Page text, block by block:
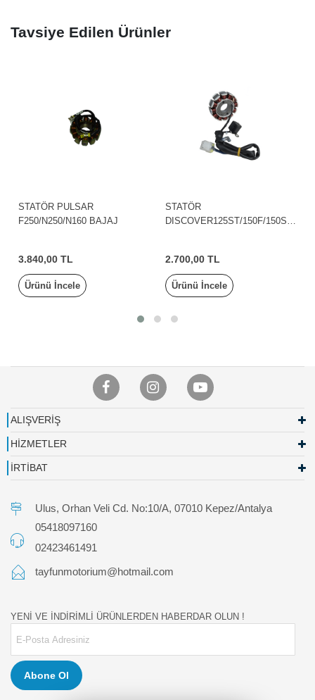
Tavsiye Edilen Ürünler
STATÖR PULSAR
F250/N250/N160 BAJAJ
3.840,00 TL
Ürünü İncele
STATÖR
DISCOVER125ST/150F/150S
2.700,00 TL
Ürünü İncele
ALIŞVERİŞ
HİZMETLER
İRTİBAT
Ulus, Orhan Veli Cd. No:10/A, 07010 Kepez/Antalya
05418097160
02423461491
tayfunmotorium@hotmail.com
YENİ VE İNDİRİMLİ ÜRÜNLERDEN HABERDAR OLUN !
Abone Ol